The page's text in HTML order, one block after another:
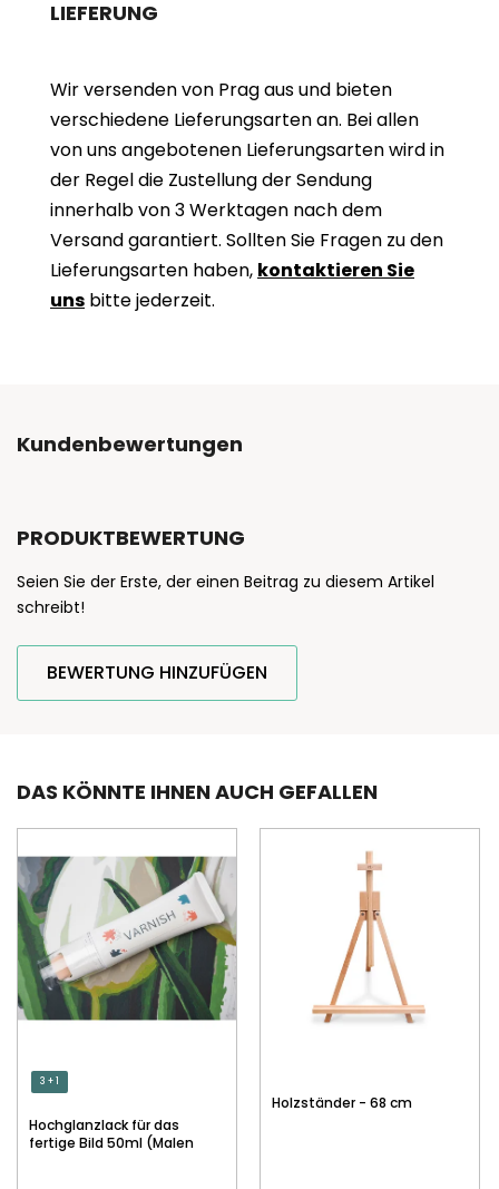
LIEFERUNG
Wir versenden von Prag aus und bieten
verschiedene Lieferungsarten an. Bei allen
von uns angebotenen Lieferungsarten wird in
der Regel die Zustellung der Sendung
innerhalb von 3 Werktagen nach dem
Versand garantiert. Sollten Sie Fragen zu den
Lieferungsarten haben, kontaktieren Sie
uns bitte jederzeit.
Kundenbewertungen
PRODUKTBEWERTUNG
Seien Sie der Erste, der einen Beitrag zu diesem Artikel
schreibt!
BEWERTUNG HINZUFÜGEN
DAS KÖNNTE IHNEN AUCH GEFALLEN
3 + 1
Hochglanzlack für das
fertige Bild 50ml (Malen
Holzständer - 68 cm